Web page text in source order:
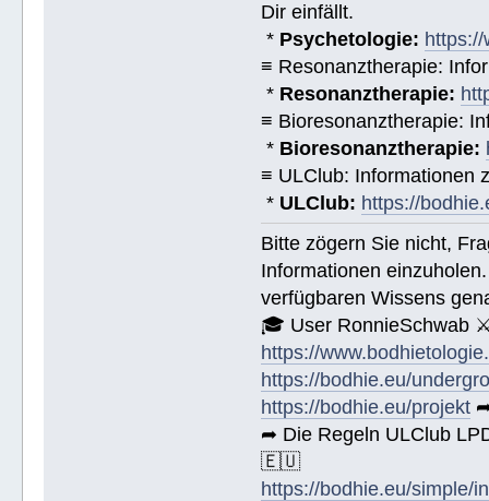
Dir einfällt.
* Psychetologie:
≡ Resonanztherapie:
* Resonanztherapie:
≡ Bioresonanztherapie:
* Bioresonanztherapie:
≡ ULClub: Informationen
* ULClub: https://
Bitte zögern Sie nicht,
Informationen
verfügbaren Wissens
🎓 User RonnieSchwab
https://
https://bodhie.eu/
https://bodhie.eu/projekt
➦ Die Regeln ULClub
🇪🇺
https://bodhie.eu/simple/